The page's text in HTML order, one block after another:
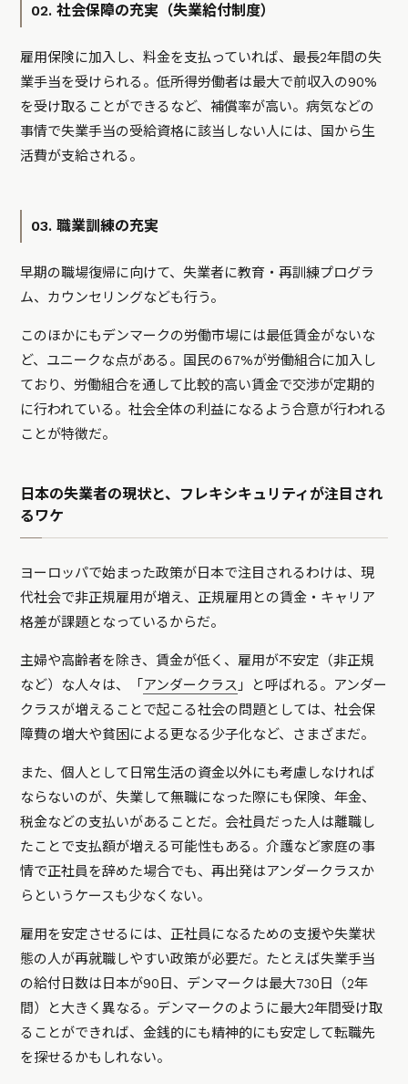
02. 社会保障の充実（失業給付制度）
雇用保険に加入し、料金を支払っていれば、最長2年間の失
業手当を受けられる。低所得労働者は最大で前収入の90%
を受け取ることができるなど、補償率が高い。病気などの
事情で失業手当の受給資格に該当しない人には、国から生
活費が支給される。
03. 職業訓練の充実
早期の職場復帰に向けて、失業者に教育・再訓練プログラ
ム、カウンセリングなども行う。
このほかにもデンマークの労働市場には最低賃金がないな
ど、ユニークな点がある。国民の67%が労働組合に加入し
ており、労働組合を通して比較的高い賃金で交渉が定期的
に行われている。社会全体の利益になるよう合意が行われる
ことが特徴だ。
日本の失業者の現状と、フレキシキュリティが注目され
るワケ
ヨーロッパで始まった政策が日本で注目されるわけは、現
代社会で非正規雇用が増え、正規雇用との賃金・キャリア
格差が課題となっているからだ。
主婦や高齢者を除き、賃金が低く、雇用が不安定（非正規
など）な人々は、「 アンダークラス 」と呼ばれる。アンダー
クラスが増えることで起こる社会の問題としては、社会保
障費の増大や貧困による更なる少子化など、さまざまだ。
また、個人として日常生活の資金以外にも考慮しなければ
ならないのが、失業して無職になった際にも保険、年金、
税金などの支払いがあることだ。会社員だった人は離職し
たことで支払額が増える可能性もある。介護など家庭の事
情で正社員を辞めた場合でも、再出発はアンダークラスか
らというケースも少なくない。
雇用を安定させるには、正社員になるための支援や失業状
態の人が再就職しやすい政策が必要だ。たとえば失業手当
の給付日数は日本が90日、デンマークは最大730日（2年
間）と大きく異なる。デンマークのように最大2年間受け取
ることができれば、金銭的にも精神的にも安定して転職先
を探せるかもしれない。